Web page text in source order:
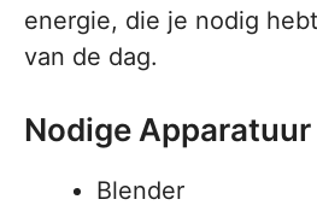
energie, die je nodig
van de dag.
Nodige Apparatuur
Blender